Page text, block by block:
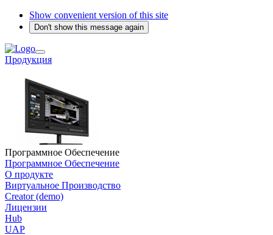
Show convenient version of this site
Don't show this message again
Продукция
Программное Обеспечение
Программное Обеспечение
О продукте
Виртуальное Производство
Creator (demo)
Лицензии
Hub
UAP